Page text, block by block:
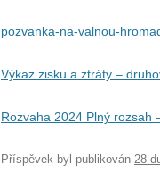
pozvanka-na-valnou-
Výkaz zisku a ztráty –
Rozvaha 2024 Plný rozsah
Příspěvek byl publikován 28